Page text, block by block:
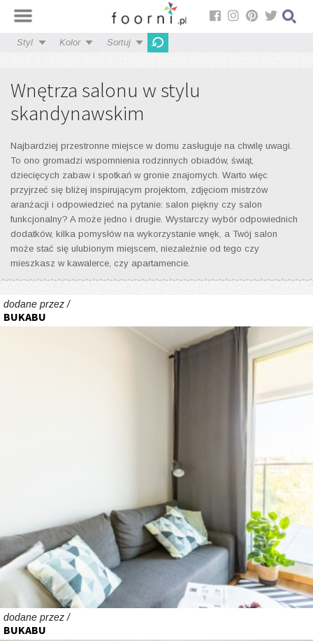
Styl Kolor Sortuj
Wnętrza salonu w stylu
skandynawskim
Najbardziej przestronne miejsce w domu zasługuje na chwilę uwagi.
To ono gromadzi wspomnienia rodzinnych obiadów, świąt,
dziecięcych zabaw i spotkań w gronie znajomych. Warto więc
przyjrzeć się bliżej inspirującym projektom, zdjęciom mistrzów
aranżacji i odpowiedzieć na pytanie: salon piękny czy salon
funkcjonalny? A może jedno i drugie. Wystarczy wybór odpowiednich
dodatków, kilka pomysłów na wykorzystanie wnęk, a Twój salon
może stać się ulubionym miejscem, niezależnie od tego czy
mieszkasz w kawalerce, czy apartamencie.
dodane przez /
BUKABU
dodane przez /
BUKABU